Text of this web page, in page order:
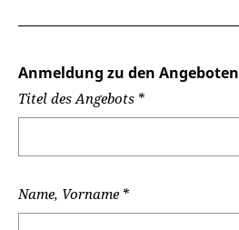
Anmeldung zu den Angeboten
Titel des Angebots *
Name, Vorname *